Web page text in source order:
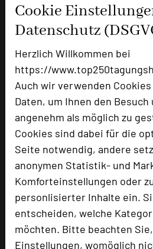
Cookie
Datenschutz
Herzlich Willkommen bei
https://
Auch wir verwenden
Daten, um Ihnen den
angenehm als möglich zu
Cookies sind dabei für die
Seite notwendig, andere
anonymen Statistik- und
Komforteinstellungen oder
personlisierter Inhalte ein.
entscheiden, welche
möchten. Bitte beachten
Einstellungen, womöglich
mehr …
Mood Food, BRAIN
Bratwurst vom Grill?
19.02.2024
Alles kann ... NICHTS MUSS
etwas Gutes tun, damit die
wohnen" sagte schon Martin
mehr …
Jugendstil - Villa